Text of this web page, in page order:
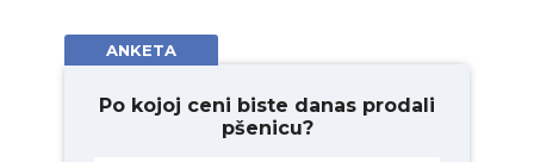
ANKETA
Po kojoj ceni biste danas prodali
pšenicu?